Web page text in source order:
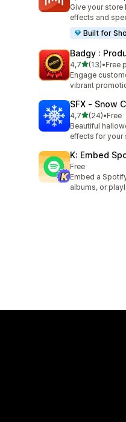
Give your store
effects and
Built for
Badgy :
4,7z 5 hvězd
(13)
Celkový počet
•Free
Engage
vibrant
SFX ‑ Snow
4,7z 5 hvězd
(24)
Celkový počet
•Free
Beautiful
effects for your
K: Embed
Free
Embed a
albums, or